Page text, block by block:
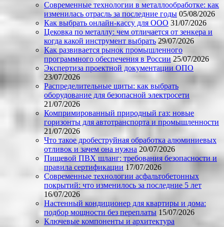
Современные технологии в металлообработке: как
изменилась отрасль за последние годы 05/08/2026
Как выбрать онлайн-кассу для ООО 31/07/2026
Цековка по металлу: чем отличается от зенкера и
когда какой инструмент выбрать 29/07/2026
Как развивается рынок промышленного
программного обеспечения в России 25/07/2026
Экспертиза проектной документации ОПО
23/07/2026
Распределительные щиты: как выбрать
оборудование для безопасной электросети
21/07/2026
Компримированный природный газ: новые
горизонты для автотранспорта и промышленности
21/07/2026
Что такое дробеструйная обработка алюминиевых
отливок и зачем она нужна 20/07/2026
Пищевой ПВХ шланг: требования безопасности и
правила сертификации 17/07/2026
Современные технологии асфальтобетонных
покрытий: что изменилось за последние 5 лет
16/07/2026
Настенный кондиционер для квартиры и дома:
подбор мощности без переплаты 15/07/2026
Ключевые компоненты и архитектура